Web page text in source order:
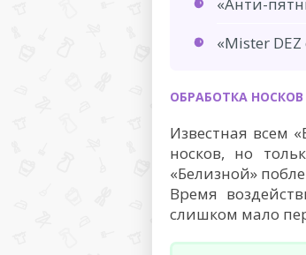
«Mister
ОБРАБОТКА
Известная всем
носков, но
«Белизной»
Время
слишком мало